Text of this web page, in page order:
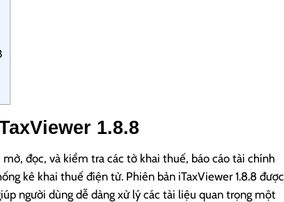
1.8.8
đọc, và kiểm tra các tờ khai thuế, báo cáo tài chính
kê khai thuế điện tử. Phiên bản iTaxViewer 1.8.8 được
người dùng dễ dàng xử lý các tài liệu quan trọng một